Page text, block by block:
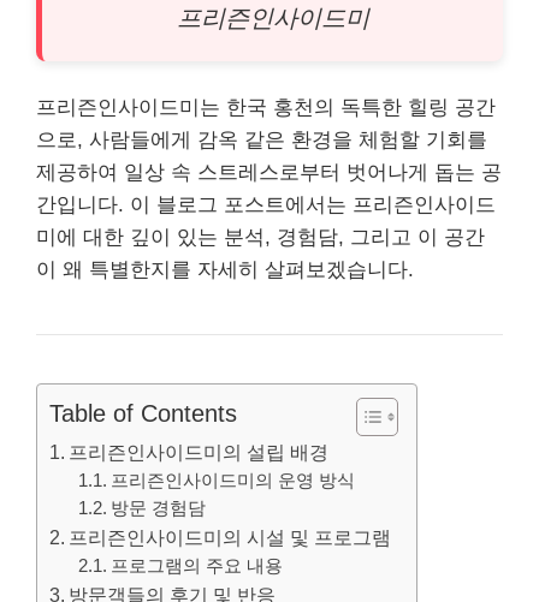
프리즌인사이드미
프리즌인사이드미는 한국 홍천의 독특한 힐링 공간
으로, 사람들에게 감옥 같은 환경을 체험할 기회를
제공하여 일상 속 스트레스로부터 벗어나게 돕는 공
간입니다. 이 블로그 포스트에서는 프리즌인사이드
미에 대한 깊이 있는 분석, 경험담, 그리고 이 공간
이 왜 특별한지를 자세히 살펴보겠습니다.
Table of Contents
프리즌인사이드미의 설립 배경
프리즌인사이드미의 운영 방식
방문 경험담
프리즌인사이드미의 시설 및 프로그램
프로그램의 주요 내용
방문객들의 후기 및 반응